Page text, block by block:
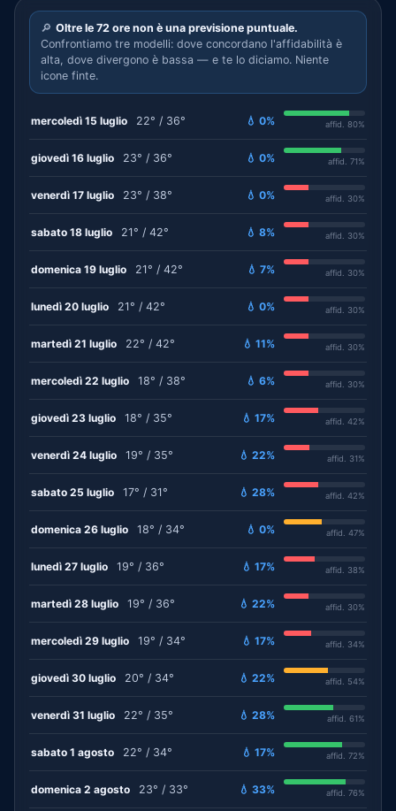
🔎 Oltre le 72 ore non è una previsione puntuale.
Confrontiamo tre modelli: dove concordano l'affidabilità è
alta, dove divergono è bassa — e te lo diciamo. Niente
icone finte.
mercoledì 15 luglio 22° / 36° 💧 0% affid. 80%
giovedì 16 luglio 23° / 36° 💧 0% affid. 71%
venerdì 17 luglio 23° / 38° 💧 0% affid. 30%
sabato 18 luglio 21° / 42° 💧 8% affid. 30%
domenica 19 luglio 21° / 42° 💧 7% affid. 30%
lunedì 20 luglio 21° / 42° 💧 0% affid. 30%
martedì 21 luglio 22° / 42° 💧 11% affid. 30%
mercoledì 22 luglio 18° / 38° 💧 6% affid. 30%
giovedì 23 luglio 18° / 35° 💧 17% affid. 42%
venerdì 24 luglio 19° / 35° 💧 22% affid. 31%
sabato 25 luglio 17° / 31° 💧 28% affid. 42%
domenica 26 luglio 18° / 34° 💧 0% affid. 47%
lunedì 27 luglio 19° / 36° 💧 17% affid. 38%
martedì 28 luglio 19° / 36° 💧 22% affid. 30%
mercoledì 29 luglio 19° / 34° 💧 17% affid. 34%
giovedì 30 luglio 20° / 34° 💧 22% affid. 54%
venerdì 31 luglio 22° / 35° 💧 28% affid. 61%
sabato 1 agosto 22° / 34° 💧 17% affid. 72%
domenica 2 agosto 23° / 33° 💧 33% affid. 76%